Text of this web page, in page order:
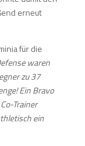
erneut
für die
waren
zu 37
Ein Bravo
Trainer
ein